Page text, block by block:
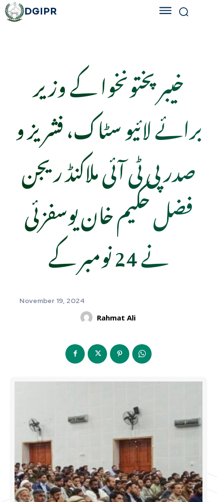
DGIPR
خیبرپختونخوا کے وزیر
برائے لائیو سٹاک، فشریز و
صدر پی ٹی آئی ملاکنڈ ریجن
فضل حکیم خان یوسفزئی
نے 24 نومبر کے
November 19, 2024
Rahmat Ali